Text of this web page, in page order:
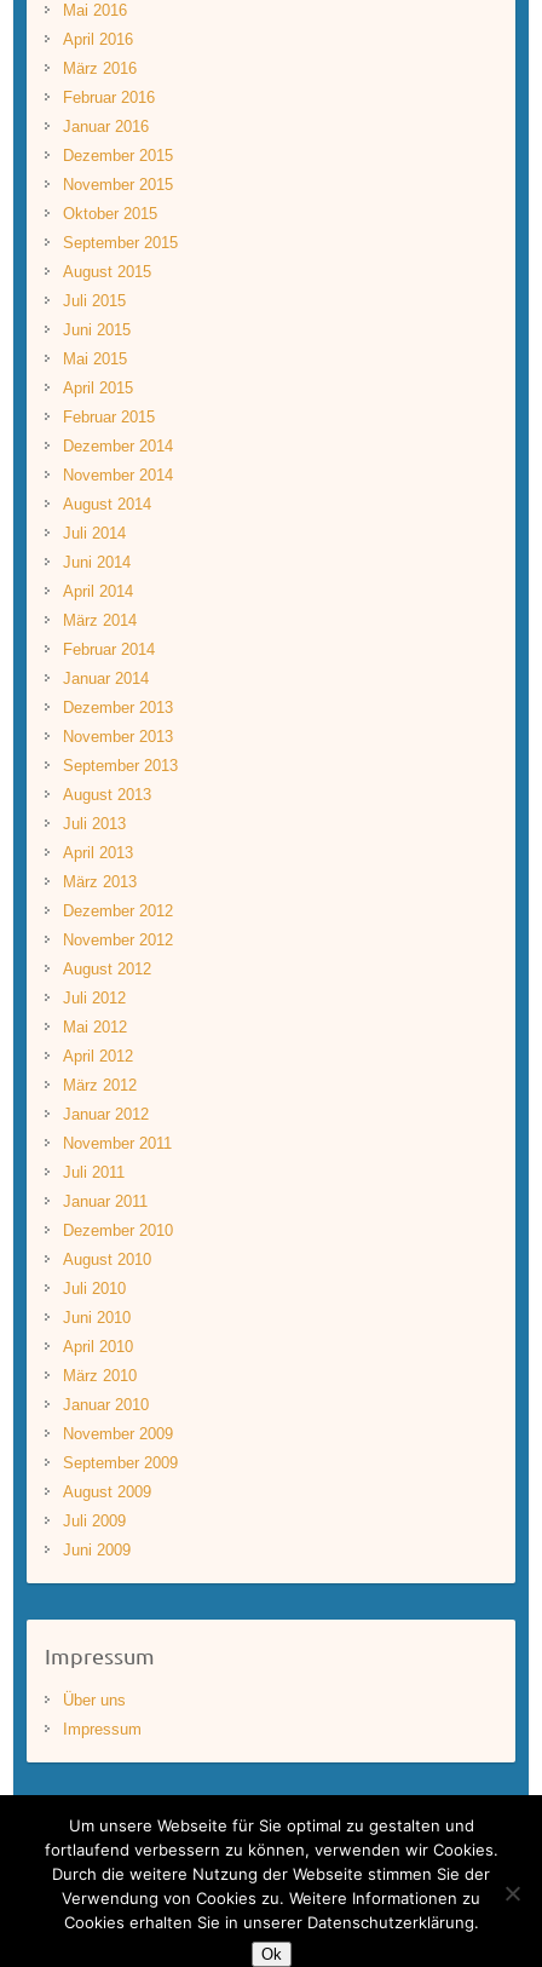
Mai 2016
April 2016
März 2016
Februar 2016
Januar 2016
Dezember 2015
November 2015
Oktober 2015
September 2015
August 2015
Juli 2015
Juni 2015
Mai 2015
April 2015
Februar 2015
Dezember 2014
November 2014
August 2014
Juli 2014
Juni 2014
April 2014
März 2014
Februar 2014
Januar 2014
Dezember 2013
November 2013
September 2013
August 2013
Juli 2013
April 2013
März 2013
Dezember 2012
November 2012
August 2012
Juli 2012
Mai 2012
April 2012
März 2012
Januar 2012
November 2011
Juli 2011
Januar 2011
Dezember 2010
August 2010
Juli 2010
Juni 2010
April 2010
März 2010
Januar 2010
November 2009
September 2009
August 2009
Juli 2009
Juni 2009
Impressum
Über uns
Impressum
Copyright © 2026BLUEWAVEFILMS. Theme by ColorlibPowered by
WordPress
Bluewavefilms – One World. One Ocean.
Um unsere Webseite für Sie optimal zu gestalten und
fortlaufend verbessern zu können, verwenden wir Cookies.
Durch die weitere Nutzung der Webseite stimmen Sie der
Verwendung von Cookies zu. Weitere Informationen zu
Cookies erhalten Sie in unserer Datenschutzerklärung.
Ok